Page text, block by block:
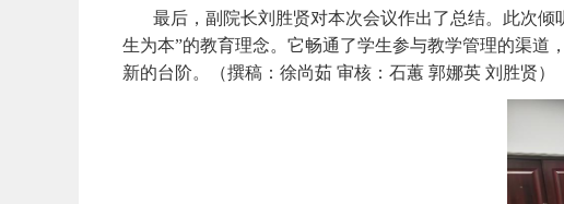
最后，副院长刘胜贤对本次会议作出了总结。此次
生为本”的教育理念。它畅通了学生参与教学管理的渠
新的台阶。（撰稿：徐尚茹 审核：石蕙 郭娜英 刘胜贤）